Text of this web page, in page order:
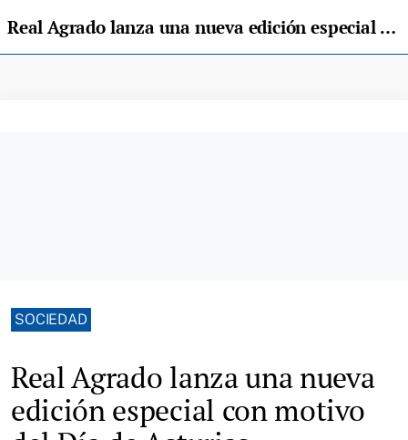
Real Agrado lanza una nueva edición especial con motivo del Día de Asturias
SOCIEDAD
Real Agrado lanza una nueva
edición especial con motivo